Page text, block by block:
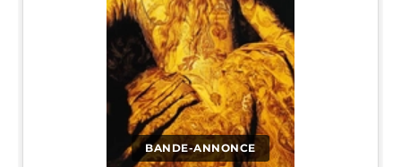
BANDE-ANNONCE